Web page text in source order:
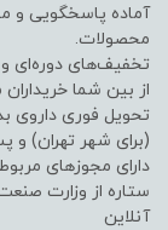
آماده پاسخگویی و
محصولات.
تخفیف‌های دوره‌ای
از بین شما
تحویل فوری داروی
(برای شهر تهران)
دارای مجوزهای
ستاره از وزارت
آنلاین